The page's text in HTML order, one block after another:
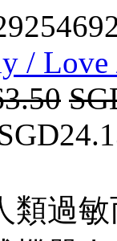
/ Love
類過